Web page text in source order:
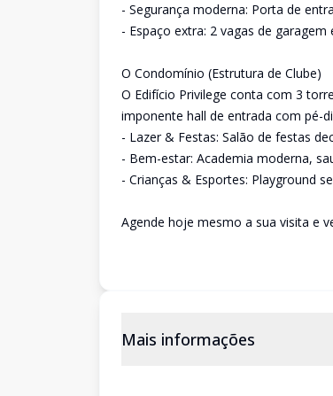
- Segurança moderna: Porta de
- Espaço extra: 2 vagas de
O Condomínio (Estrutura de Clube)
O Edifício Privilege conta com 3
imponente hall de entrada com pé-
- Lazer & Festas: Salão de festas
- Bem-estar: Academia moderna,
- Crianças & Esportes: Playground
Agende hoje mesmo a sua visita e
Mais informações